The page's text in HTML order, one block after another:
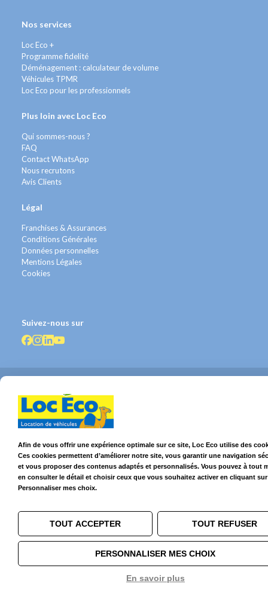
Nos services
Loc Eco +
Programme fidelité
Déménagement : calculateur de volume
Véhicules TPMR
Loc Eco pour les professionnels
Plus loin avec Loc Eco
Qui sommes-nous ?
FAQ
Contact WhatsApp
Nous recrutons
Avis Clients
Légal
Franchises & Assurances
Conditions Générales
Données personnelles
Mentions Légales
Cookies
Suivez-nous sur
Grand Ouest
Afin de vous offrir une expérience optimale sur ce site, Loc Eco utilise des
Ces cookies permettent d’améliorer notre site, vous garantir une navigation
et vous proposer des contenus adaptés et personnalisés. Vous pouvez à tout
en consulter le détail et choisir ceux que vous souhaitez activer en cliquant sur
Personnaliser mes choix.
TOUT ACCEPTER TOUT REFUSER
PERSONNALISER MES CHOIX
En savoir plus